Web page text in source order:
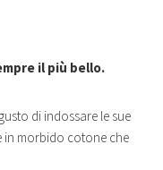
il più bello.
di indossare le sue
in morbido cotone che